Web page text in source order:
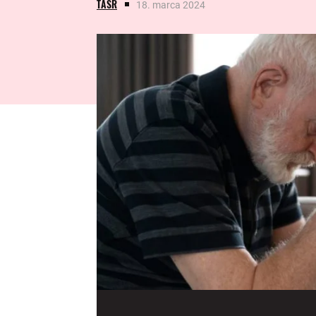
TASR 18. marca 2024